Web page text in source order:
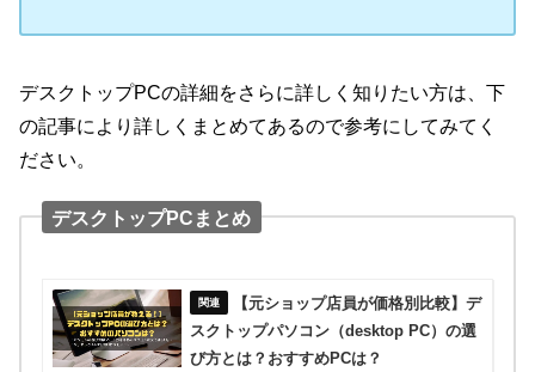
デスクトップPCの詳細をさらに詳しく知りたい方は、下
の記事により詳しくまとめてあるので参考にしてみてく
ださい。
デスクトップPCまとめ
【元ショップ店員が価格別比較】デ
スクトップパソコン（desktop PC）の選
び方とは？おすすめPCは？